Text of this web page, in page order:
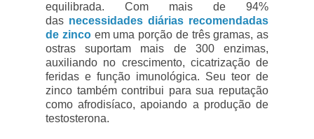
equilibrada. Com mais de 94%
das necessidades diárias recomendadas
de zincoem uma porção de três gramas, as
ostras suportam mais de 300 enzimas,
auxiliando no crescimento, cicatrização de
feridas e função imunológica. Seu teor de
zinco também contribui para sua reputação
como afrodisíaco, apoiando a produção de
testosterona.